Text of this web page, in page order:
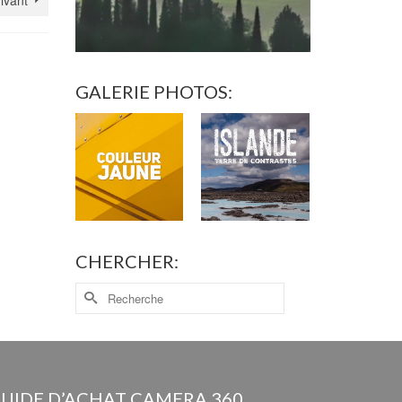
GALERIE PHOTOS:
CHERCHER: